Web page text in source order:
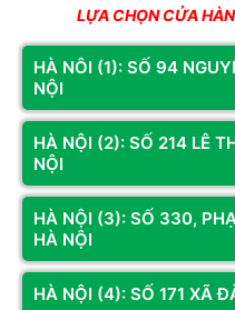
LỰA CHỌN CỬA
HÀ NÔI (1): SỐ 94
NỘI
HÀ NỘI (2): SỐ 214 LÊ
NỘI
HÀ NỘI (3): SỐ 330,
HÀ NỘI
HÀ NỘI (4): SỐ 171 XÃ